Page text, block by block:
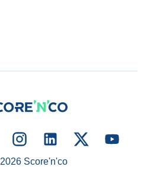
2026Score'n'co